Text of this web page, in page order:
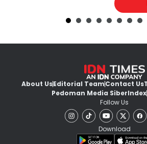
About UsEditorial TeamContact Us
Pedoman Media SiberIndex
Follow Us
Download